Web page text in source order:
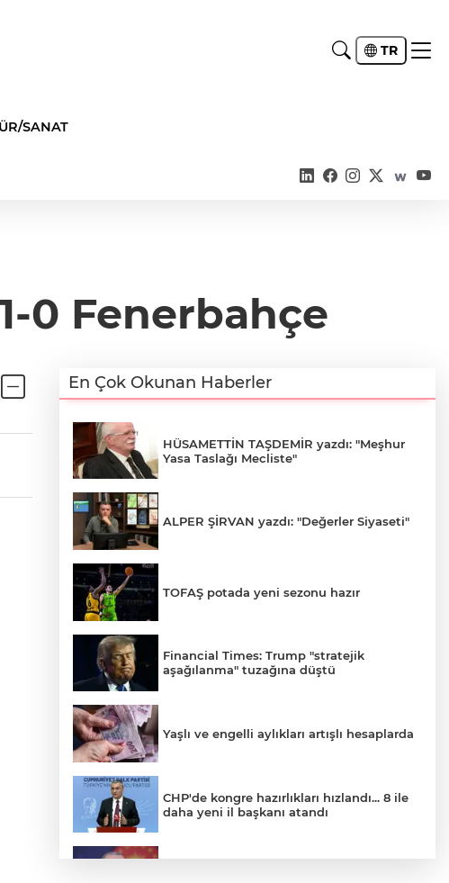
TR
SANAT
0 Fenerbahçe
En Çok Okunan Haberler
HÜSAMETTİN TAŞDEMİR yazdı: "Meşhur
Yasa Taslağı Mecliste"
ALPER ŞİRVAN yazdı: "Değerler Siyaseti"
TOFAŞ potada yeni sezonu hazır
Financial Times: Trump "stratejik
aşağılanma" tuzağına düştü
Yaşlı ve engelli aylıkları artışlı hesaplarda
CHP'de kongre hazırlıkları hızlandı... 8 ile
daha yeni il başkanı atandı